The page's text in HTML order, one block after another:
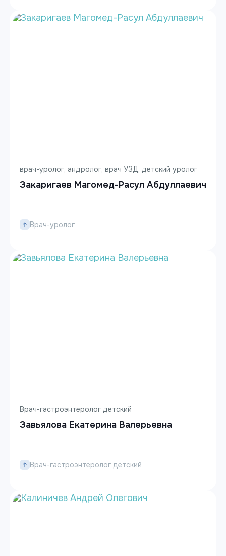
врач-уролог, андролог, врач УЗД, детский уролог
Закаригаев Магомед-Расул Абдуллаевич
Врач-уролог
Врач-гастроэнтеролог детский
Завьялова Екатерина Валерьевна
Врач-гастроэнтеролог детский